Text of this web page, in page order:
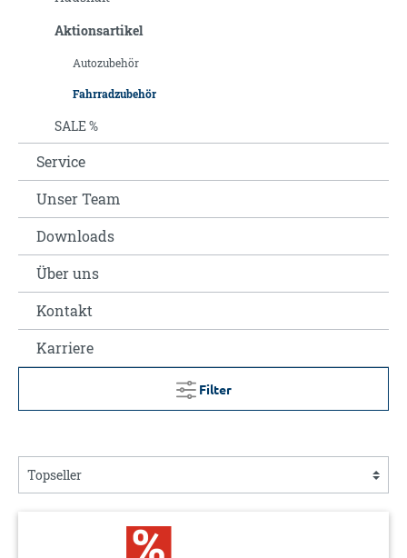
Aktionsartikel
Autozubehör
Fahrradzubehör
SALE %
Service
Unser Team
Downloads
Über uns
Kontakt
Karriere
Filter